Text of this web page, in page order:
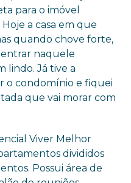
para o imóvel
a casa em que
quando chove forte,
entrar naquele
lindo. Já tive a
o condomínio e fiquei
que vai morar com
Viver Melhor
divididos
Possui área de